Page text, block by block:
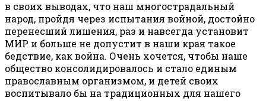
в своих выводах, что наш многострадальный
народ, пройдя через испытания войной, достойно
перенесший лишения, раз и навсегда установит
МИР и больше не допустит в наши края такое
бедствие, как война. Очень хочется, чтобы наше
общество консолидировалось и стало единым
православным организмом, и детей своих
воспитывало бы на традиционных для нашего